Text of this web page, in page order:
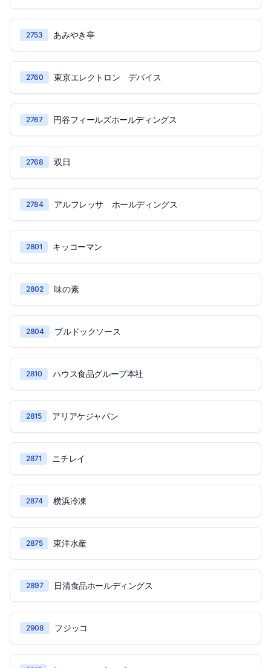
2753 あみやき亭
2760 東京エレクトロン デバイス
2767 円谷フィールズホールディングス
2768 双日
2784 アルフレッサ ホールディングス
2801 キッコーマン
2802 味の素
2804 ブルドックソース
2810 ハウス食品グループ本社
2815 アリアケジャパン
2871 ニチレイ
2874 横浜冷凍
2875 東洋水産
2897 日清食品ホールディングス
2908 フジッコ